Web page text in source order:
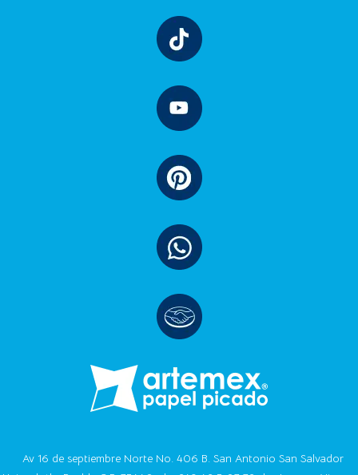
Av 16 de septiembre Norte No. 406 B. San Antonio San Salvador